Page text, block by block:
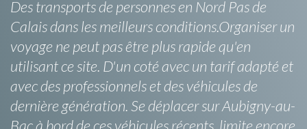
Des transports de personnes en Nord Pas de
Calais dans les meilleurs conditions.Organiser un
voyage ne peut pas être plus rapide qu'en
utilisant ce site. D'un coté avec un tarif adapté et
avec des professionnels et des véhicules de
dernière génération. Se déplacer sur Aubigny-au-
Bac à bord de ces véhicules récents, limite encore